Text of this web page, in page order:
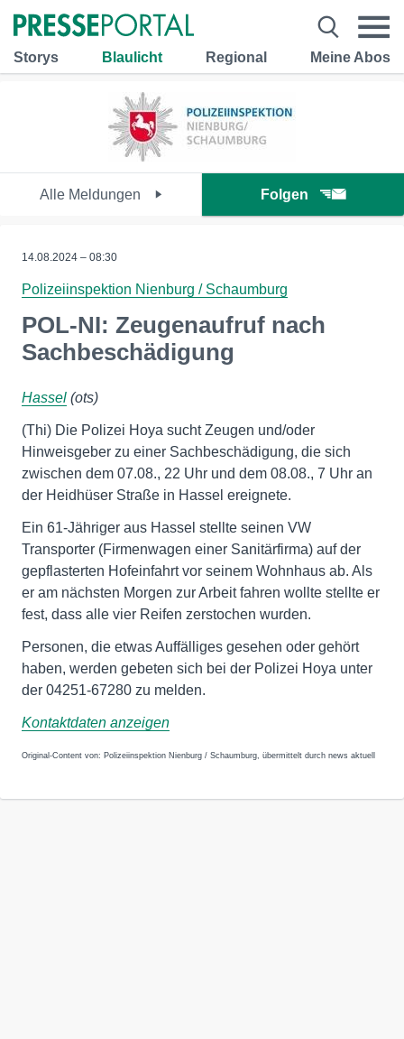
Storys Blaulicht Regional Meine Abos
Alle Meldungen Folgen
14.08.2024 – 08:30
Polizeiinspektion Nienburg / Schaumburg
POL-NI: Zeugenaufruf nach
Sachbeschädigung
Hassel (ots)
(Thi) Die Polizei Hoya sucht Zeugen und/oder
Hinweisgeber zu einer Sachbeschädigung, die sich
zwischen dem 07.08., 22 Uhr und dem 08.08., 7 Uhr an
der Heidhüser Straße in Hassel ereignete.
Ein 61-Jähriger aus Hassel stellte seinen VW
Transporter (Firmenwagen einer Sanitärfirma) auf der
gepflasterten Hofeinfahrt vor seinem Wohnhaus ab. Als
er am nächsten Morgen zur Arbeit fahren wollte stellte er
fest, dass alle vier Reifen zerstochen wurden.
Personen, die etwas Auffälliges gesehen oder gehört
haben, werden gebeten sich bei der Polizei Hoya unter
der 04251-67280 zu melden.
Kontaktdaten anzeigen
Original-Content von: Polizeiinspektion Nienburg / Schaumburg, übermittelt durch news aktuell